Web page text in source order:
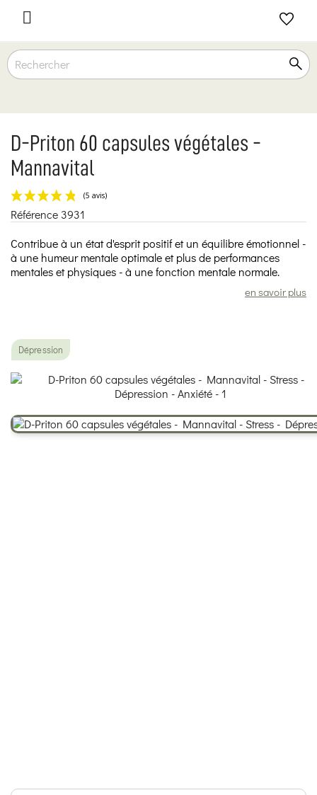

D-Priton 60 capsules végétales -
Mannavital
Référence 3931
Contribue à un état d'esprit positif et un équilibre émotionnel -
à une humeur mentale optimale et plus de performances
mentales et physiques - à une fonction mentale normale.
en savoir plus
Dépression